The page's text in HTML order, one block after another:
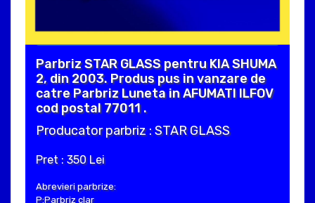
Parbriz STAR GLASS pentru KIA SHUMA
2, din 2003. Produs pus in vanzare de
catre Parbriz Luneta in AFUMATI ILFOV
cod postal 77011 .
Producator parbriz : STAR GLASS
Pret : 350 Lei
Abrevieri parbrize:
P:Parbriz clar